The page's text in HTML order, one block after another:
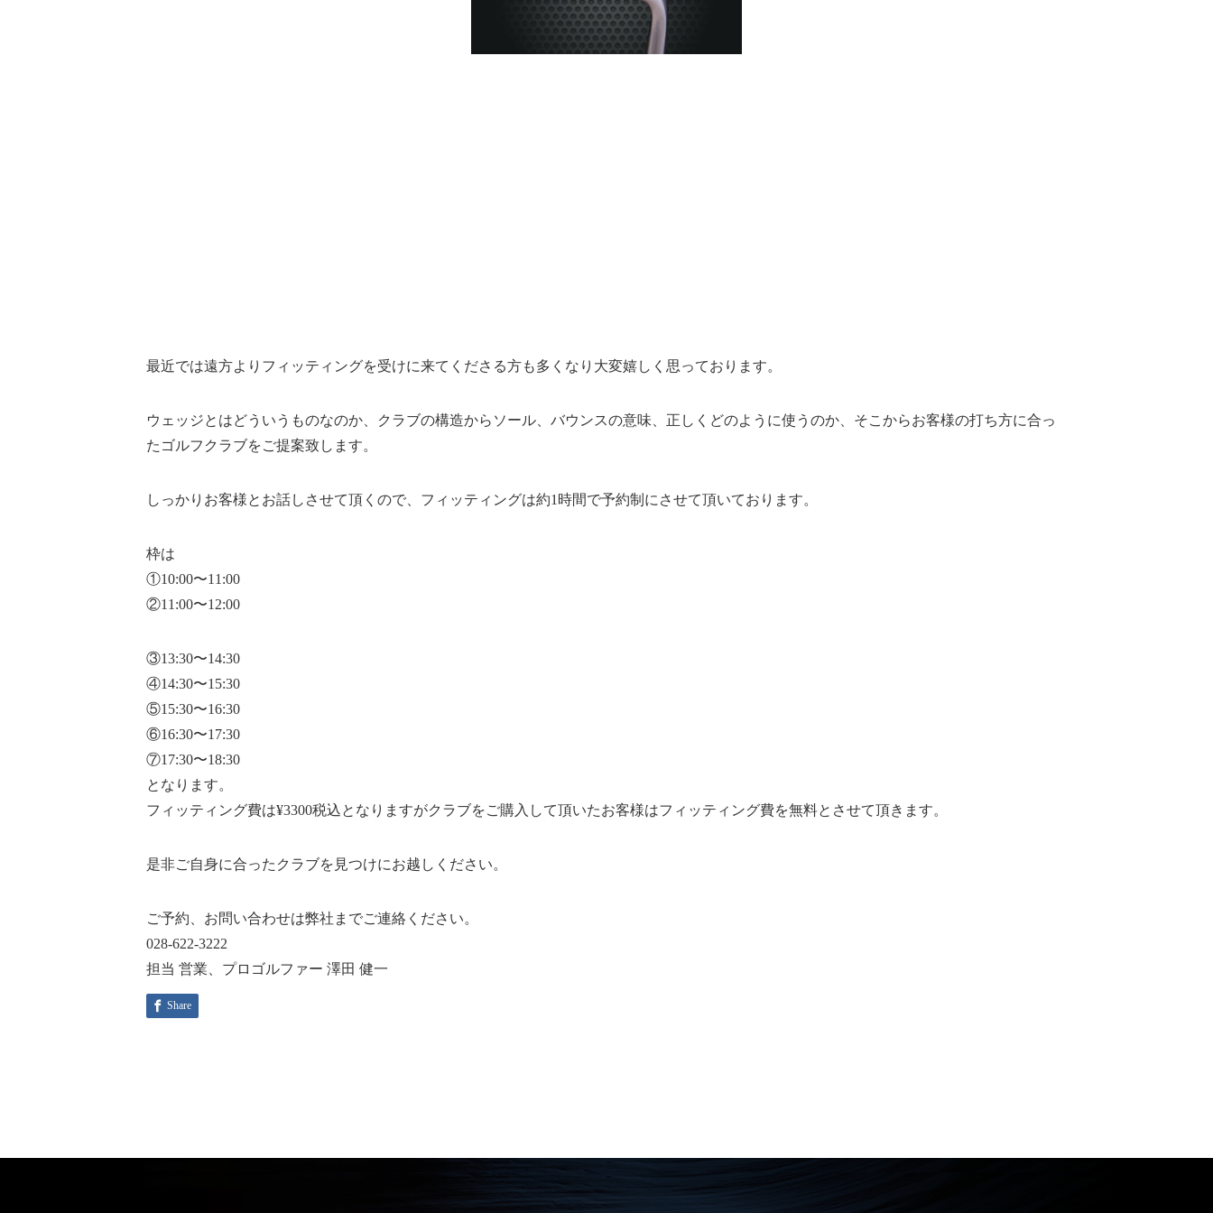
最近では遠方よりフィッティングを受けに来てくださる方も多くなり大変嬉しく思っております。
ウェッジとはどういうものなのか、クラブの構造からソール、バウンスの意味、正しくどのように使うのか、そこからお客様の打ち方に合っ
たゴルフクラブをご提案致します。
しっかりお客様とお話しさせて頂くので、フィッティングは約1時間で予約制にさせて頂いております。
枠は
①10:00〜11:00
②11:00〜12:00
③13:30〜14:30
④14:30〜15:30
⑤15:30〜16:30
⑥16:30〜17:30
⑦17:30〜18:30
となります。
フィッティング費は¥3300税込となりますがクラブをご購入して頂いたお客様はフィッティング費を無料とさせて頂きます。
是非ご自身に合ったクラブを見つけにお越しください。
ご予約、お問い合わせは弊社までご連絡ください。
028-622-3222
担当 営業、プロゴルファー 澤田 健一
Share